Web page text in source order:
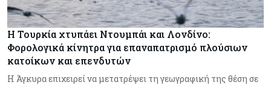
Η Τουρκία χτυπάει Ντουμπάι και Λονδίνο:
Φορολογικά κίνητρα για επαναπατρισμό πλούσιων
κατοίκων και επενδυτών
Η Άγκυρα επιχειρεί να μετατρέψει τη γεωγραφική της θέση σε